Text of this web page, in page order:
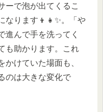
ーで泡が出てくるこ
なります👦👧✨。「や
進んで手を洗ってく
も助かります。これ
かけていた場面も、
のは大きな変化で